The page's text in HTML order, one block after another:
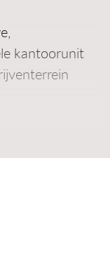
kantoorunit
van de